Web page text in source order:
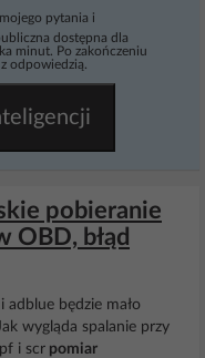
pytania i
dostępna dla
minut. Po zakończeniu
odpowiedzią.
pobieranie
OBD, błąd
będzie mało
wygląda spalanie przy
i scr pomiar